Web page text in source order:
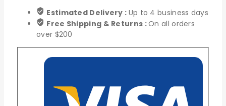
lượng
Estimated Delivery : Up to 4 business days
Free Shipping & Returns :On all orders
over $200